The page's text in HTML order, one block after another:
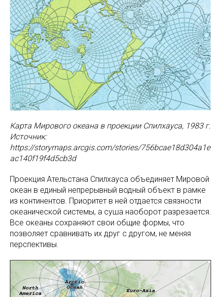
Карта Мирового океана в проекции Спилхауса, 1983 г.
Источник:
https://storymaps.arcgis.com/stories/756bcae18d304a1e
ac140f19f4d5cb3d
Проекция Ательстана Спилхауса объединяет Мировой
океан в единый непрерывный водный объект в рамке
из континентов. Приоритет в ней отдается связности
океанической системы, а суша наоборот разрезается.
Все океаны сохраняют свои общие формы, что
позволяет сравнивать их друг с другом, не меняя
перспективы.